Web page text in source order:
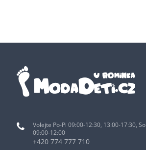
Volejte Po-Pi 09:00-12:30, 13:00-17:30, So
09:00-12:00
+420 774 777 710